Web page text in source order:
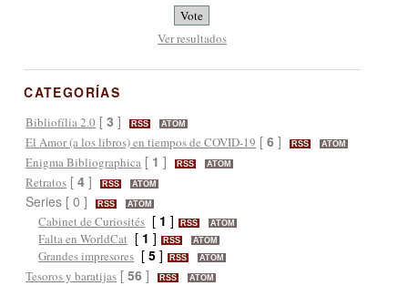
Ver resultados
CATEGORÍAS
Bibliofília 2.0 [3 ] RSS ATOM
El Amor (a los libros) en tiempos de COVID-19 [6 ] RSS ATOM
Enigma Bibliographica [ 1 ] RSS ATOM
Retratos [4 ] RSS ATOM
Series [ 0 ] RSS ATOM
Cabinet de Curiosités [ 1 ] RSS ATOM
Falta en WorldCat [ 1 ] RSS ATOM
Grandes impresores [5 ] RSS ATOM
Tesoros y baratijas [56 ] RSS ATOM